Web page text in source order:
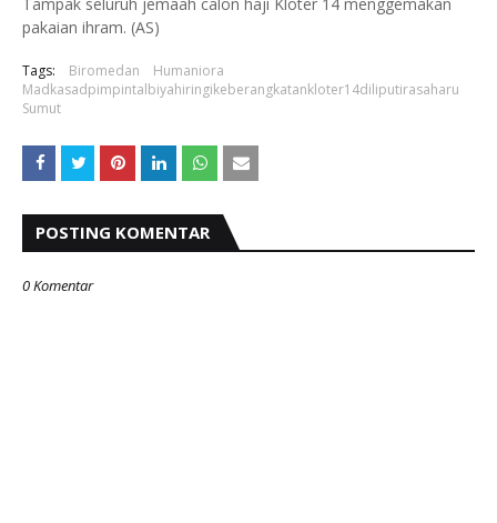
pakaian ihram. (AS)
Tags: Biromedan
Humaniora
Madkasadpimpintalbiyahiringikeberangkatankloter14diliputirasaharu
Sumut
POSTING KOMENTAR
0 Komentar